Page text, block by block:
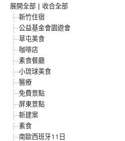
展開全部 | 收合全部
新竹住宿
公益基金會園遊會
草屯美食
咖啡店
素食餐廳
小琉球美食
醫療
免費景點
屏東景點
新建案
素食
南歐西班牙11日